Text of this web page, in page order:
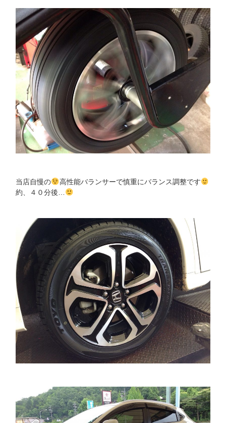
当店自慢の
高性能バランサーで慎重にバランス調整です
約、４０分後…